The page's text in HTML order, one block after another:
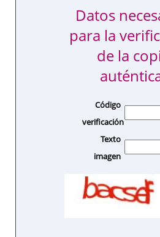
Datos
para la
de la
Código
verificación
Texto
imagen